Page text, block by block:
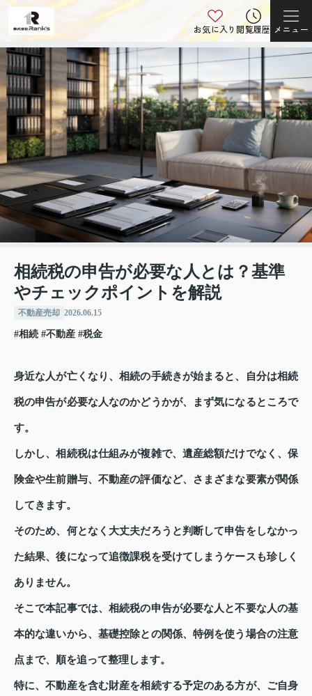
お気に入り閲覧履歴 メニュー
相続税の申告が必要な人とは？基準
やチェックポイントを解説
不動産売却 2026.06.15
#相続 #不動産 #税金
身近な人が亡くなり、相続の手続きが始まると、自分は相続
税の申告が必要な人なのかどうかが、まず気になるところで
す。
しかし、相続税は仕組みが複雑で、遺産総額だけでなく、保
険金や生前贈与、不動産の評価など、さまざまな要素が関係
してきます。
そのため、何となく大丈夫だろうと判断して申告をしなかっ
た結果、後になって追徴課税を受けてしまうケースも珍しく
ありません。
そこで本記事では、相続税の申告が必要な人と不要な人の基
本的な違いから、基礎控除との関係、特例を使う場合の注意
点まで、順を追って整理します。
特に、不動産を含む財産を相続する予定のある方が、ご自身